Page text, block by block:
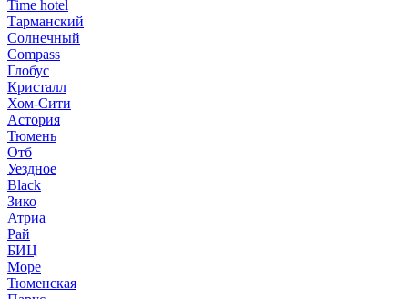
Time hotel
Тарманский
Солнечный
Compass
Глобус
Кристалл
Хом-Сити
Астория
Тюмень
Отб
Уездное
Black
Зико
Атриа
Рай
БИЦ
Море
Тюменская